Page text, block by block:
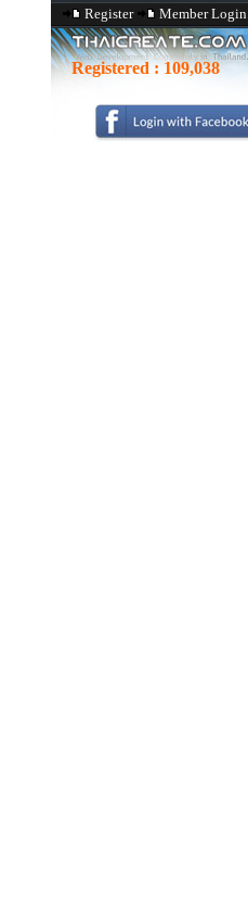
Register Member Login
Registered : 109,038